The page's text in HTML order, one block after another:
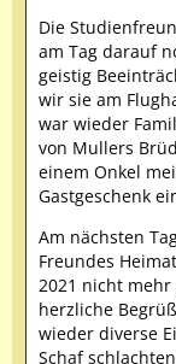
Die
am Tag darauf
geistig
wir sie am
war wieder
von Mullers
einem Onkel
Gastgeschenk
Am nächsten
Freundes
2021 nicht
herzliche
wieder diverse
Schaf